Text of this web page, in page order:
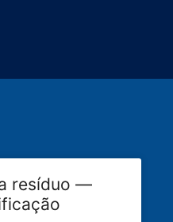
resíduo —